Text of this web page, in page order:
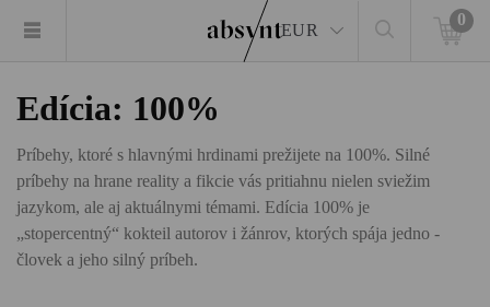
EUR
0
Edícia: 100%
Príbehy, ktoré s hlavnými hrdinami prežijete na 100%. Silné
príbehy na hrane reality a fikcie vás pritiahnu nielen sviežim
jazykom, ale aj aktuálnymi témami. Edícia 100% je
„stopercentný“ kokteil autorov i žánrov, ktorých spája jedno -
človek a jeho silný príbeh.